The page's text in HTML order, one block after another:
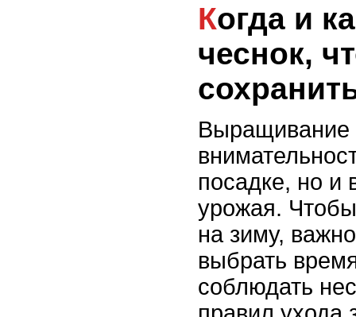
Когда и как собирать
чеснок,
Выращивание
посадке, но и
урожая.
на зиму,
выбрать
соблюдать